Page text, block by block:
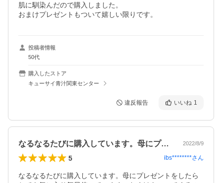
肌に馴染んだので購入しました。
おまけプレゼントもついて嬉しい限りです。
投稿者情報
50代
購入したストア
キューサイ青汁関東センター
違反報告 いいね 1
なるなるたびに購入しています。母にプレ… 2022/8/9
5 ibs********さん
なるなるたびに購入しています。母にプレゼントをしたら